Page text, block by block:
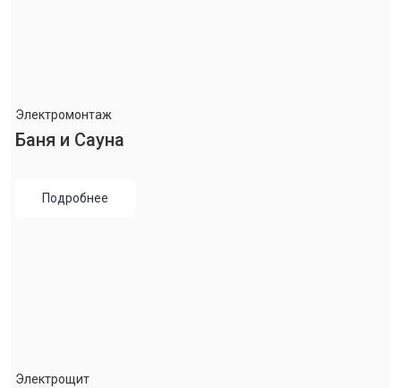
Электромонтаж
Баня и Сауна
Подробнее
Электрощит